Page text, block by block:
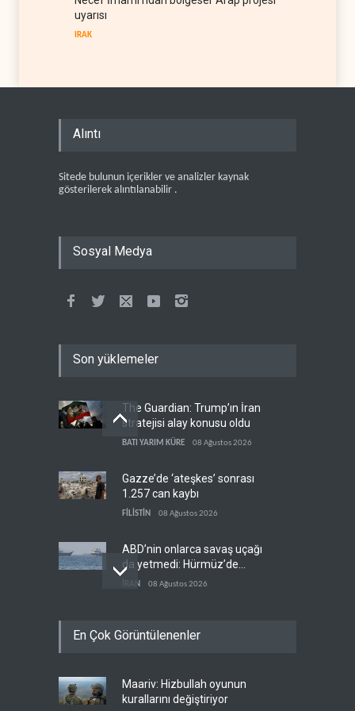
uyarısı
IRAK
Alıntı
Sitede bulunun içerikler ve analizler kaynak
gösterilerek alıntılanabilir .
Sosyal Medya
Son yüklemeler
The Guardian: Trump’ın İran
stratejisi alay konusu oldu
BATI YARIM KÜRE 08 Ağustos 2026
Gazze’de ‘ateşkes’ sonrası
1.257 can kaybı
FİLİSTİN 08 Ağustos 2026
ABD’nin onlarca savaş uçağı
da yetmedi: Hürmüz’de
gemi vuruldu
İRAN 08 Ağustos 2026
'Arap projesi' uyarısı
Mossad’ın İran'a karşı Kürt
planı neden çöktü?
En Çok Görüntülenenler
Maariv: Hizbullah oyunun
kurallarını değiştiriyor